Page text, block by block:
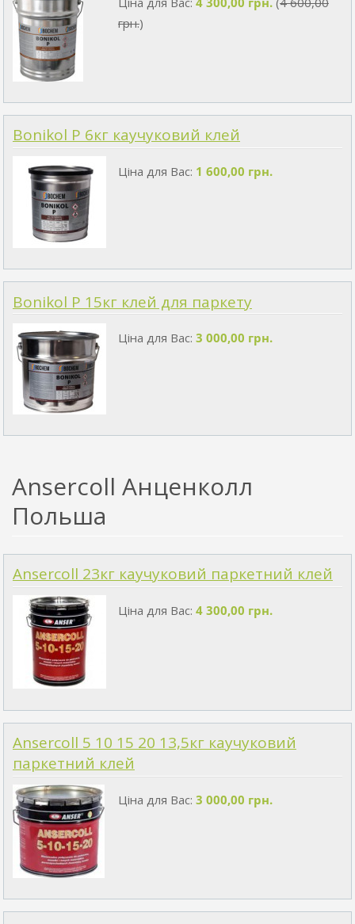
грн.)
Bonikol P 6кг каучуковий клей
Ціна для Вас: 1 600,00 грн.
Bonikol P 15кг клей для паркету
Ціна для Вас: 3 000,00 грн.
Ansercoll Анценколл
Польша
Ansercoll 23кг каучуковий паркетний клей
Ціна для Вас: 4 300,00 грн.
Ansercoll 5 10 15 20 13,5кг каучуковий
паркетний клей
Ціна для Вас: 3 000,00 грн.